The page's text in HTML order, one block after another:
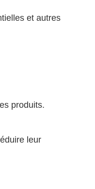
et autres
produits.
leur